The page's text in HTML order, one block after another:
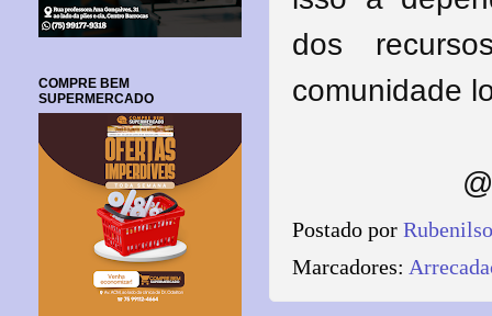
dos
comunidade
Postado por
Marcadores:
COMPRE BEM
SUPERMERCADO